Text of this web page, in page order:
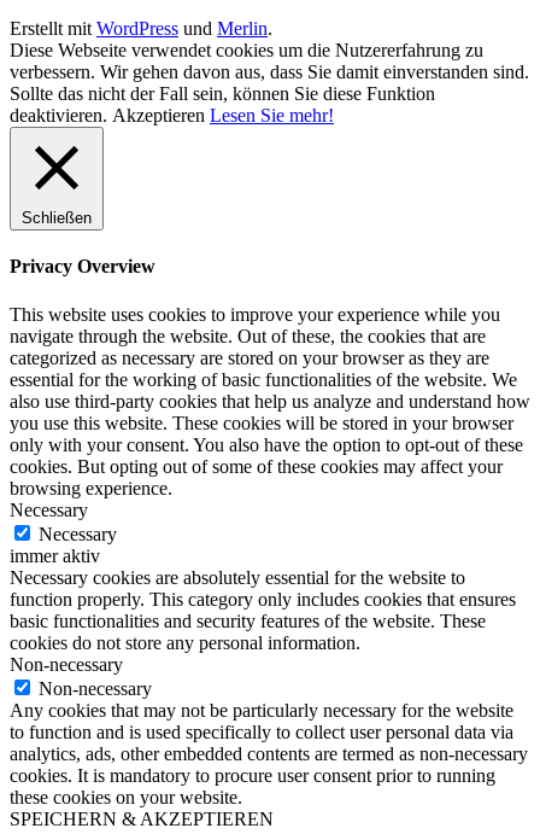
Erstellt mit WordPress und Merlin.
Diese Webseite verwendet cookies um die Nutzererfahrung zu
verbessern. Wir gehen davon aus, dass Sie damit einverstanden sind.
Sollte das nicht der Fall sein, können Sie diese Funktion
deaktivieren. Akzeptieren Lesen Sie mehr!
Schließen
Privacy Overview
This website uses cookies to improve your experience while you
navigate through the website. Out of these, the cookies that are
categorized as necessary are stored on your browser as they are
essential for the working of basic functionalities of the website. We
also use third-party cookies that help us analyze and understand how
you use this website. These cookies will be stored in your browser
only with your consent. You also have the option to opt-out of these
cookies. But opting out of some of these cookies may affect your
browsing experience.
Necessary
Necessary
immer aktiv
Necessary cookies are absolutely essential for the website to
function properly. This category only includes cookies that ensures
basic functionalities and security features of the website. These
cookies do not store any personal information.
Non-necessary
Non-necessary
Any cookies that may not be particularly necessary for the website
to function and is used specifically to collect user personal data via
analytics, ads, other embedded contents are termed as non-necessary
cookies. It is mandatory to procure user consent prior to running
these cookies on your website.
SPEICHERN & AKZEPTIEREN